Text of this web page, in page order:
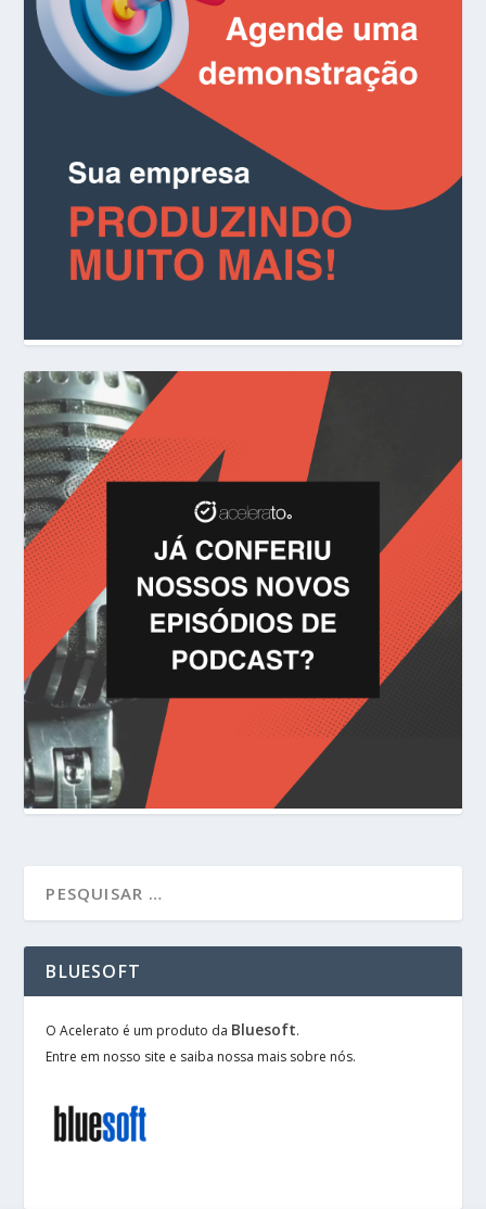
BLUESOFT
O Acelerato é um produto da Bluesoft.
Entre em nosso site e saiba nossa mais sobre nós.